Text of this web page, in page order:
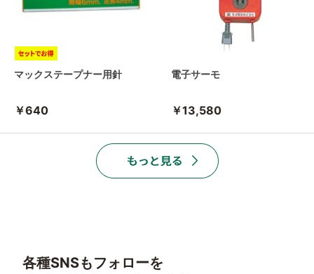
マックステープナー用針
￥640
電子サーモ
￥13,580
各種SNSもフォローを